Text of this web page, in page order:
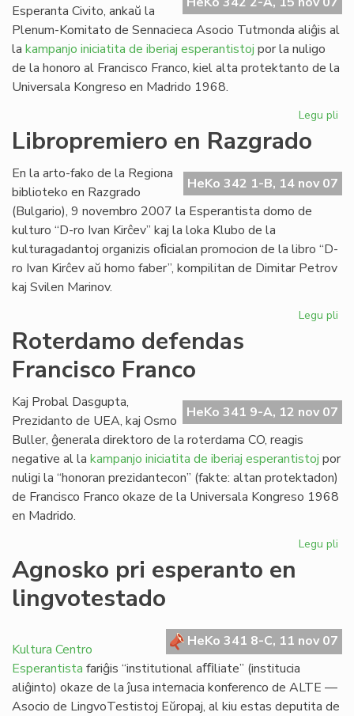
Esperanta Civito, ankaŭ la
Plenum-Komitato de Sennacieca Asocio Tutmonda aliĝis al
la kampanjo iniciatita de iberiaj esperantistoj por la nuligo
de la honoro al Francisco Franco, kiel alta protektanto de la
Universala Kongreso en Madrido 1968.
Legu pli
Libropremiero en Razgrado
HeKo 342 1-B, 14 nov 07
En la arto-fako de la Regiona
biblioteko en Razgrado
(Bulgario), 9 novembro 2007 la Esperantista domo de
kulturo “D-ro Ivan Kirĉev” kaj la loka Klubo de la
kulturagadantoj organizis oﬁcialan promocion de la libro “D-
ro Ivan Kirĉev aŭ homo faber”, kompilitan de Dimitar Petrov
kaj Svilen Marinov.
Legu pli
Roterdamo defendas
Francisco Franco
HeKo 341 9-A, 12 nov 07
Kaj Probal Dasgupta,
Prezidanto de UEA, kaj Osmo
Buller, ĝenerala direktoro de la roterdama CO, reagis
negative al la kampanjo iniciatita de iberiaj esperantistoj por
nuligi la “honoran prezidantecon” (fakte: altan protektadon)
de Francisco Franco okaze de la Universala Kongreso 1968
en Madrido.
Legu pli
Agnosko pri esperanto en
lingvotestado
HeKo 341 8-C, 11 nov 07
Kultura Centro
Esperantista fariĝis “institutional aﬃliate” (institucia
aliĝinto) okaze de la ĵusa internacia konferenco de ALTE —
Asocio de LingvoTestistoj Eŭropaj, al kiu estas deputita de